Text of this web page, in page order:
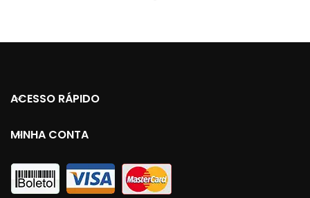
ACESSO RÁPIDO
MINHA CONTA